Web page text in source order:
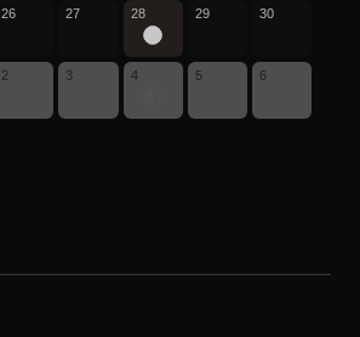
26 27 28 29 30
2 3 4 5 6